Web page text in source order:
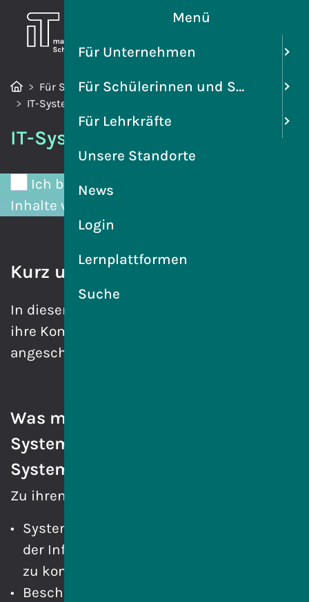
Für Schülerinnen und Schüler
Berufsfelder
IT-Systemelektroniker/in
IT-Systemelektroniker/in
Ich bin damit einverstanden, dass mir
Inhalte von YouTube angezeigt werden.
Kurz und knapp
In diesem Beruf werden IT-Systeme und
ihre Komponenten beschafft, eingerichtet,
angeschlossen, gewartet und repariert.
Was macht ein IT-
Systemelektroniker bzw. eine IT-
Systemelektronikerin?
Zu ihren Aufgaben gehören:
Systeme, Komponenten und Netzwerke
der Informationstechnologie zu planen,
zu konfigurieren und zu installieren,
Beschaffung der Hard- und Software,
Menü
Für Unternehmen
Für Schülerinnen und Schüler
Für Lehrkräfte
Unsere Standorte
News
Login
Lernplattformen
Suche